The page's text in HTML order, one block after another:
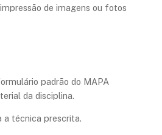
de imagens ou fotos
padrão do MAPA
da disciplina.
a técnica prescrita.